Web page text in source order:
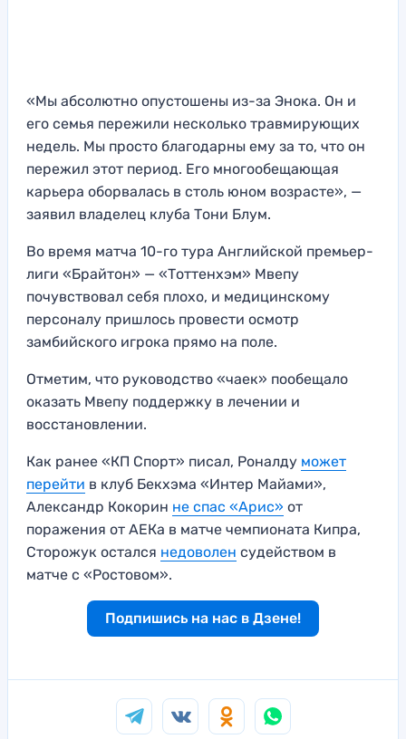
«Мы абсолютно опустошены из-за Энока. Он и
его семья пережили несколько травмирующих
недель. Мы просто благодарны ему за то, что он
пережил этот период. Его многообещающая
карьера оборвалась в столь юном возрасте», —
заявил владелец клуба Тони Блум.
Во время матча 10-го тура Английской премьер-
лиги «Брайтон» — «Тоттенхэм» Мвепу
почувствовал себя плохо, и медицинскому
персоналу пришлось провести осмотр
замбийского игрока прямо на поле.
Отметим, что руководство «чаек» пообещало
оказать Мвепу поддержку в лечении и
восстановлении.
Как ранее «КП Спорт» писал, Роналду может
перейти в клуб Бекхэма «Интер Майами»,
Александр Кокорин не спас «Арис» от
поражения от АЕКа в матче чемпионата Кипра,
Сторожук остался недоволен судейством в
матче с «Ростовом».
Подпишись на нас в Дзене!